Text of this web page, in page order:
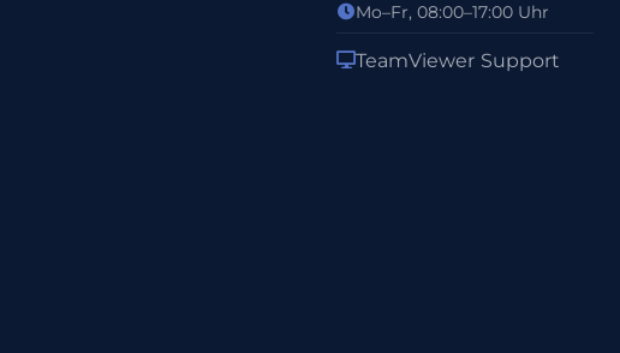
Mo–Fr, 08:00–17:00 Uhr
TeamViewer Support